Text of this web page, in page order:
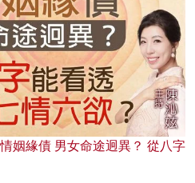
姻緣債 男女命途迥異？ 從八字